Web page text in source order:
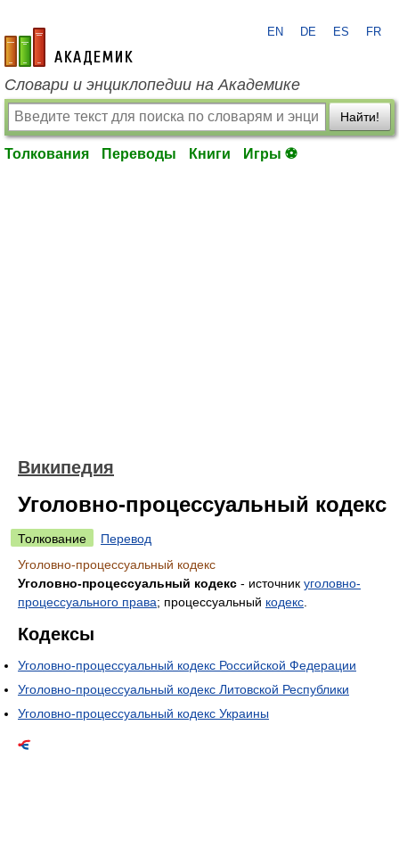
academic.ru
EN DE ES FR
Словари и энциклопедии на Академике
Найти!
Толкования Переводы Книги Игры ⚽
Википедия
Уголовно-процессуальный кодекс
Толкование
Перевод
Уголовно-процессуальный кодекс
Уголовно-процессуальный кодекс - источник уголовно-
процессуального права; процессуальный кодекс
Кодексы
Уголовно-процессуальный кодекс Российской Федерации
Уголовно-процессуальный кодекс Литовской Республики
Уголовно-процессуальный кодекс Украины